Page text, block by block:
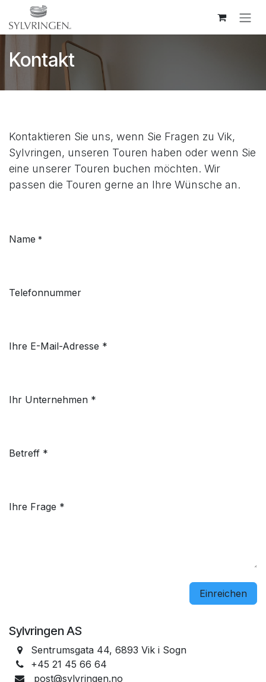
Zum Inhalt springen
Kontakt
Kontaktieren Sie uns, wenn Sie Fragen zu Vik,
Sylvringen, unseren Touren haben oder wenn Sie
eine unserer Touren buchen möchten. Wir
passen die Touren gerne an Ihre Wünsche an.
Name *
Telefonnummer
Ihre E-Mail-Adresse *
Ihr Unternehmen *
Betreff *
Ihre Frage *
Einreichen
Sylvringen AS
Sentrumsgata 44, 6893 Vik i Sogn
+45 21 45 66 64
post@sylvringen.no